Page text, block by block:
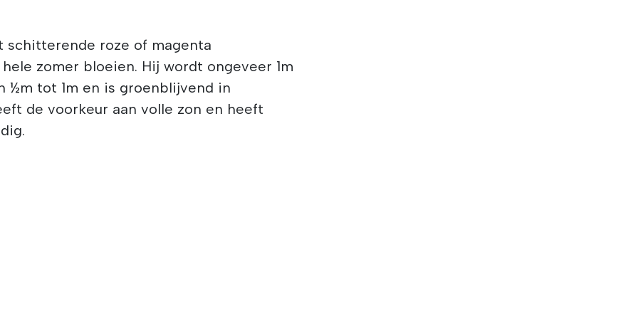
schitterende roze of magenta
zomer bloeien. Hij wordt ongeveer 1m
½m tot 1m en is groenblijvend in
de voorkeur aan volle zon en heeft